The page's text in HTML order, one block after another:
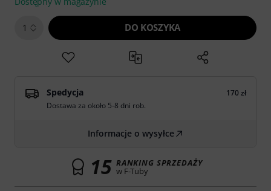
1 DO KOSZYKA
Spedycja
170 zł
Dostawa za około 5-8 dni rob.
Informacje o wysyłce
15 RANKING SPRZEDAŻY
w F-Tuby